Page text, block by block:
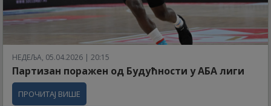
НЕДЕЉА, 05.04.2026 | 20:15
Партизан поражен од Будућности у АБА лиги
ПРОЧИТАЈ ВИШЕ